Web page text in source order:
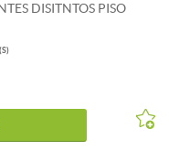
DISITNTOS PISO
SUITE COM BOX
COM ARMARIOS,
EM GRANITO. ,
com blindex -
alumínio - Banho